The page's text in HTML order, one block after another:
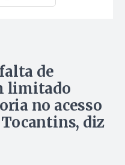
de
limitado
no acesso
diz